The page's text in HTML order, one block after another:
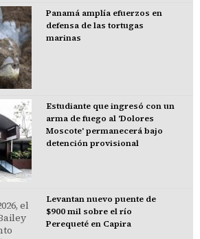
Panamá amplía efuerzos en
defensa de las tortugas
marinas
Estudiante que ingresó con un
arma de fuego al 'Dolores
Moscote' permanecerá bajo
detención provisional
Levantan nuevo puente de
$900 mil sobre el río
Perequeté en Capira